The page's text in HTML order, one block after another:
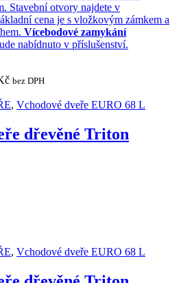
Stavební otvory najdete v
cena je s vložkovým zámkem a
Vícebodové zamykání
nabídnuto v příslušenství.
bez DPH
, Vchodové dveře EURO 68 L
dřevěné Triton
, Vchodové dveře EURO 68 L